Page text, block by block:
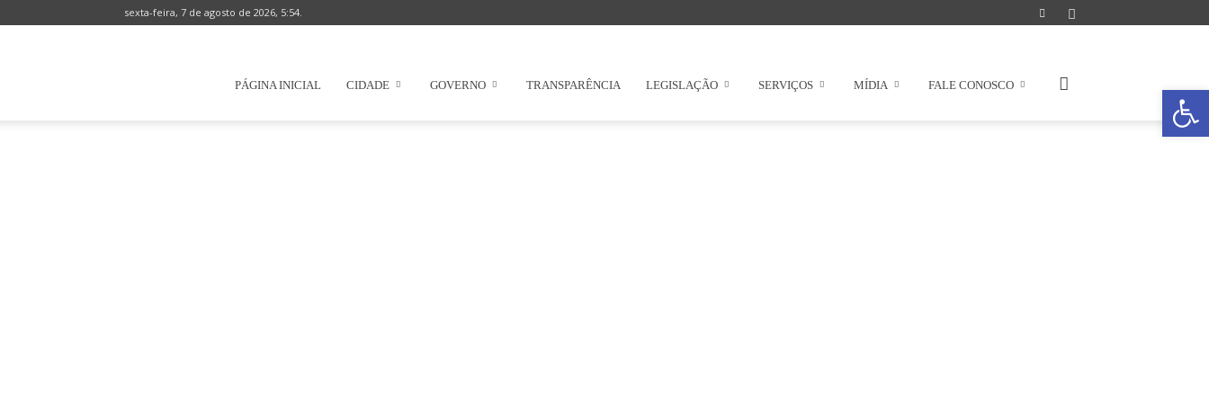
Abrir a
sexta-feira, 7 de agosto de 2026, 5:54.
PÁGINA INICIAL CIDADE GOVERNO TRANSPARÊNCIA LEGISLAÇÃO SERVIÇOS MÍDIA FALE CONOSCO